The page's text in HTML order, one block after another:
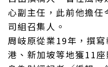
心副主任，此前他擔
司組召集人。
周岐原從業19年，撰
港、新加坡等地獲11座